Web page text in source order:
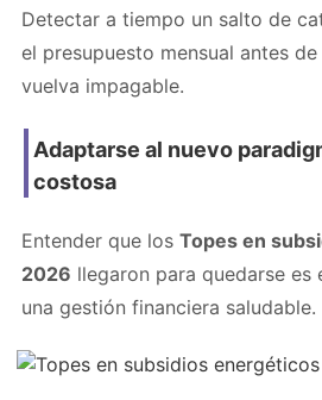
Detectar a tiempo un salto de
el presupuesto mensual antes
vuelva impagable.
Adaptarse al nuevo
costosa
Entender que los Topes en
2026 llegaron para quedarse es
una gestión financiera saludable.